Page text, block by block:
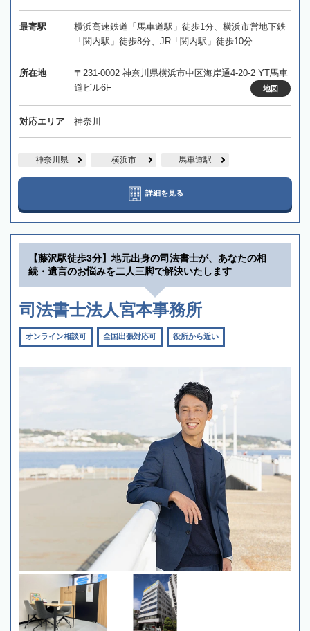
最寄駅
横浜高速鉄道「馬車道駅」徒歩1分、横浜市営地下鉄
「関内駅」徒歩8分、JR「関内駅」徒歩10分
所在地
〒231-0002 神奈川県横浜市中区海岸通4-20-2 YT馬車
道ビル6F
地図
対応エリア 神奈川
神奈川県 横浜市 馬車道駅
詳細を見る
【藤沢駅徒歩3分】地元出身の司法書士が、あなたの相
続・遺言のお悩みを二人三脚で解決いたします
司法書士法人宮本事務所
オンライン相談可 全国出張対応可 役所から近い